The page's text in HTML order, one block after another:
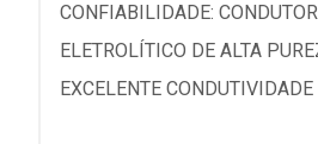
CONFIABILIDADE:
ELETROLÍTICO DE ALTA
EXCELENTE CONDUTIVIDADE